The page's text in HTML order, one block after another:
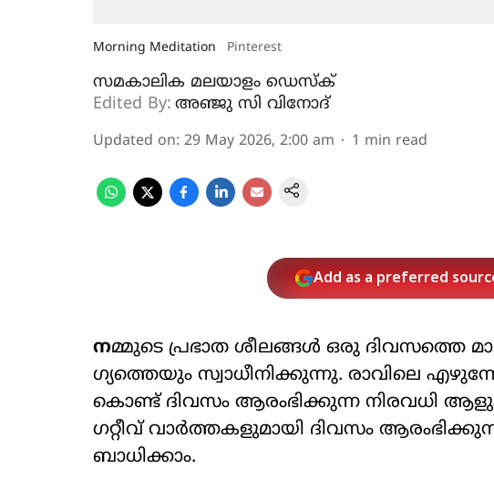
Morning Meditation Pinterest
സമകാലിക മലയാളം ഡെസ്ക്
Edited By: അഞ്ജു സി വിനോദ്‌
Updated on: 29 May 2026, 2:00 am 1 min read
Add as a preferred
നമ്മുടെ പ്രഭാത ശീലങ്ങൾ ഒരു ദിവസത്തെ
ഗ്യത്തെയും സ്വാധീനിക്കുന്നു. രാവിലെ
കൊണ്ട് ദിവസം ആരംഭിക്കുന്ന നിരവധി
ഗറ്റീവ് വാർത്തകളുമായി ദിവസം
ബാധിക്കാം.